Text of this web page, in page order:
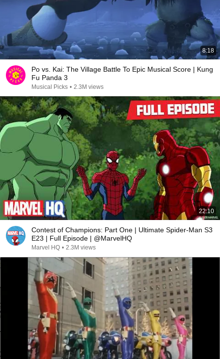
8:18
Po vs. Kai: The Village Battle To Epic Musical Score | Kung
Fu Panda 3
Musical Picks • 2.3M views
22:10
Contest of Champions: Part One | Ultimate Spider-Man S3
E23 | Full Episode | @MarvelHQ
Marvel HQ • 2.3M views